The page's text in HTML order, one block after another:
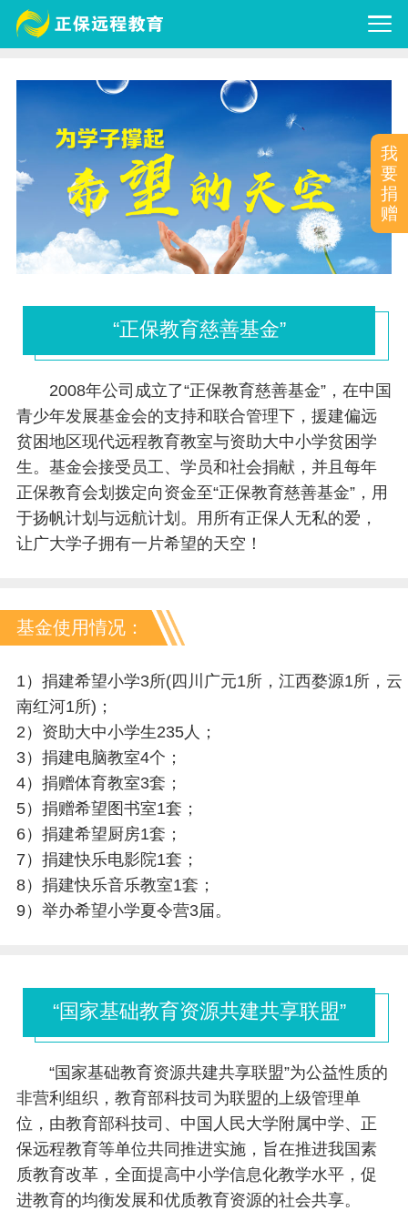
“正保教育慈善基金”
2008年公司成立了“正保教育慈善基金”，在中国
青少年发展基金会的支持和联合管理下，援建偏远
贫困地区现代远程教育教室与资助大中小学贫困学
生。基金会接受员工、学员和社会捐献，并且每年
正保教育会划拨定向资金至“正保教育慈善基金”，用
于扬帆计划与远航计划。用所有正保人无私的爱，
让广大学子拥有一片希望的天空！
基金使用情况：
1）捐建希望小学3所(四川广元1所，江西婺源1所，云
南红河1所)；
2）资助大中小学生235人；
3）捐建电脑教室4个；
4）捐赠体育教室3套；
5）捐赠希望图书室1套；
6）捐建希望厨房1套；
7）捐建快乐电影院1套；
8）捐建快乐音乐教室1套；
9）举办希望小学夏令营3届。
“国家基础教育资源共建共享联盟”
“国家基础教育资源共建共享联盟”为公益性质的
非营利组织，教育部科技司为联盟的上级管理单
位，由教育部科技司、中国人民大学附属中学、正
保远程教育等单位共同推进实施，旨在推进我国素
质教育改革，全面提高中小学信息化教学水平，促
进教育的均衡发展和优质教育资源的社会共享。
我
要
捐
赠